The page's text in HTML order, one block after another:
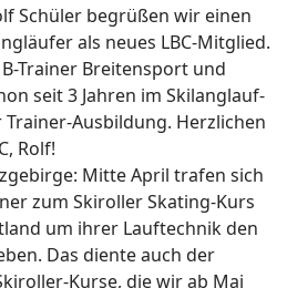
Schüler begrüßen wir einen
als neues LBC-Mitglied.
Trainer Breitensport und
seit 3 Jahren im Skilanglauf-
Ausbildung. Herzlichen
Rolf!
Mitte April trafen sich
zum Skiroller Skating-Kurs
um ihrer Lauftechnik den
Das diente auch der
Kurse, die wir ab Mai